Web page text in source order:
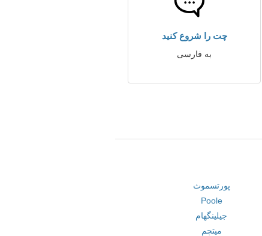
چت را شروع کنید
به فارسی
پورتسموث
Poole
جیلینگهام
میتچم